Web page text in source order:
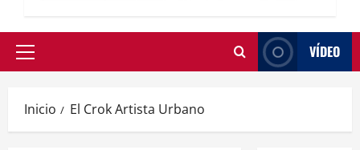
VÍDEO
Inicio El Crok Artista Urbano